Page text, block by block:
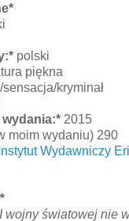
polski
piękna
kryminał
2015
moim wydaniu) 290
Instytut Wydawniczy
wojny światowej nie